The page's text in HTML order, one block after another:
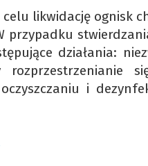
celu likwidację ognisk
przypadku
działania:
i